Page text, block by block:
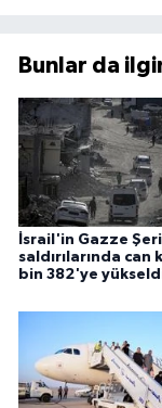
Bunlar da
İsrail'in Gazze
saldırılarında can
bin 382'ye